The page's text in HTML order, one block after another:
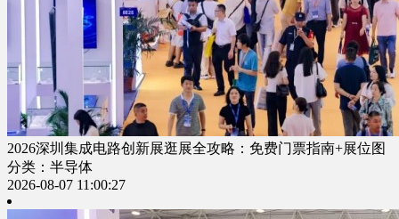
2026深圳集成电路创新展逛展全攻略：免费门票指南+展位图
分类：半导体
2026-08-07 11:00:27